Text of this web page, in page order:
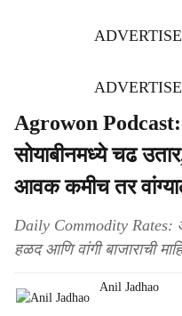
Agrowon Podcast:
सोयाबीनमध्ये चढ
आवक कमीच तर
Daily Commodity Rates:
हळद आणि वांगी बाजाराची
Anil Jadhao